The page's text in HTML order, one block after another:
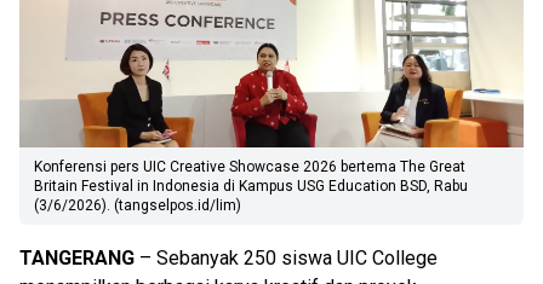
Konferensi pers UIC Creative Showcase 2026 bertema The Great
Britain Festival in Indonesia di Kampus USG Education BSD, Rabu
(3/6/2026). (tangselpos.id/lim)
TANGERANG – Sebanyak 250 siswa UIC College